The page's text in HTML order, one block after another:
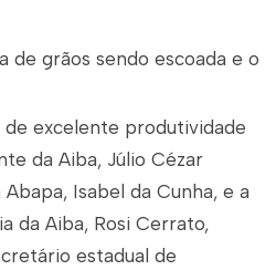
de grãos sendo escoada e o
excelente produtividade
da Aiba, Júlio Cézar
Isabel da Cunha, e a
da Aiba, Rosi Cerrato,
estadual de